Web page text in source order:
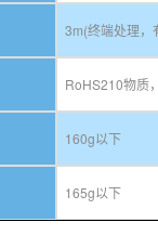
3m(终端处理，
RoHS210物质
160g以下
165g以下